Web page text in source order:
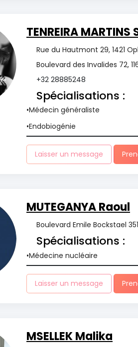
TENREIRA
Rue du Hautmont 29, 1421
Boulevard des Invalides 72,
+32 28885248
Spécialisations :
Médecin généraliste
Endobiogénie
Laisser un message
MUTEGANYA Raoul
Boulevard Emile Bockstael
Spécialisations :
Médecine nucléaire
Laisser un message
MSELLEK Malika